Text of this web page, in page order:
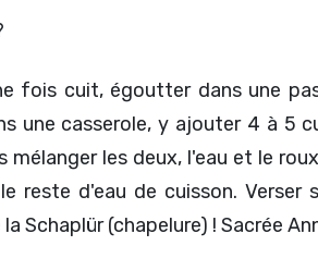
fois cuit, égoutter dans une
une casserole, y ajouter 4 à 5
les deux, l'eau et le
d'eau de cuisson. Verser
Schaplür (chapelure) ! Sacrée